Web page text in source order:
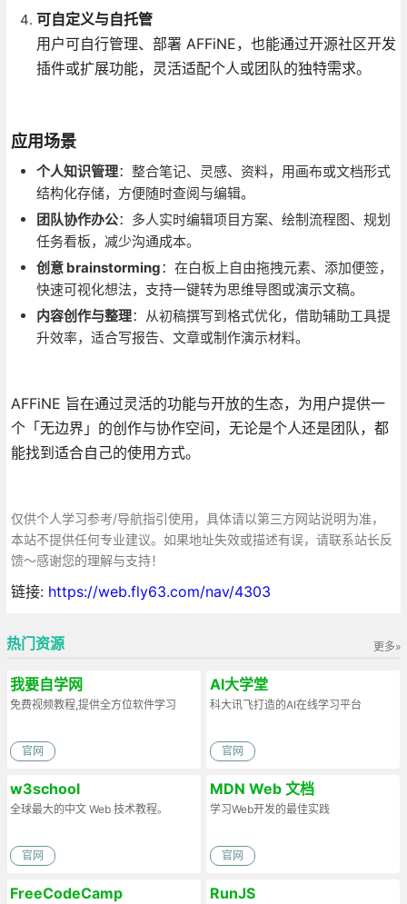
可自定义与自托管
用户可自行管理、部署 AFFiNE，也能通过开源社区开发
插件或扩展功能，灵活适配个人或团队的独特需求。
应用场景
个人知识管理：整合笔记、灵感、资料，用画布或文档形式
结构化存储，方便随时查阅与编辑。
团队协作办公：多人实时编辑项目方案、绘制流程图、规划
任务看板，减少沟通成本。
创意 brainstorming：在白板上自由拖拽元素、添加便签，
快速可视化想法，支持一键转为思维导图或演示文稿。
内容创作与整理：从初稿撰写到格式优化，借助辅助工具提
升效率，适合写报告、文章或制作演示材料。
AFFiNE 旨在通过灵活的功能与开放的生态，为用户提供一
个「无边界」的创作与协作空间，无论是个人还是团队，都
能找到适合自己的使用方式。
仅供个人学习参考/导航指引使用，具体请以第三方网站说明为准，
本站不提供任何专业建议。如果地址失效或描述有误，请联系站长反
馈～感谢您的理解与支持！
链接: https://web.fly63.com/nav/4303
更多»
热门资源
我要自学网
免费视频教程,提供全方位软件学习
官网
AI大学堂
科大讯飞打造的AI在线学习平台
官网
w3school
全球最大的中文 Web 技术教程。
官网
MDN Web 文档
学习Web开发的最佳实践
官网
FreeCodeCamp RunJS